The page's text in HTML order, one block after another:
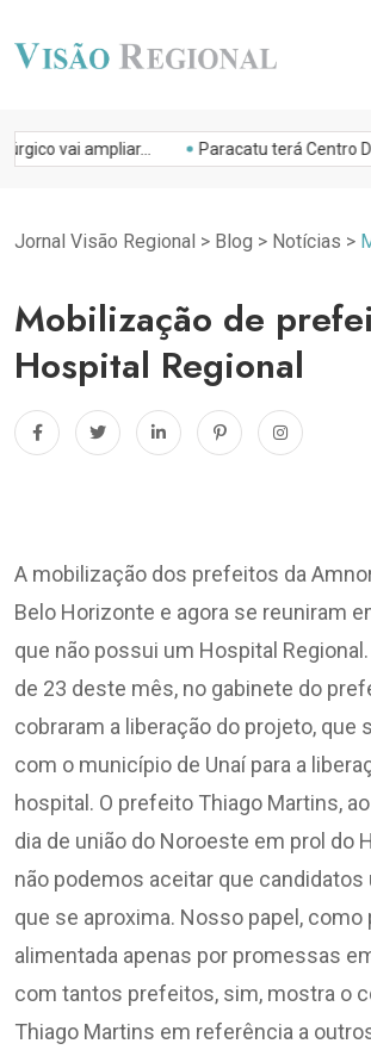
vai ampliar... Paracatu terá Centro
Jornal Visão Regional > Blog > Notícias >
Mobilização de
Hospital Regional
A mobilização dos prefeitos da
Belo Horizonte e agora se reuniram
que não possui um Hospital
de 23 deste mês, no gabinete do
cobraram a liberação do projeto, que
com o município de Unaí para a
hospital. O prefeito Thiago Martins,
dia de união do Noroeste em prol do
não podemos aceitar que
que se aproxima. Nosso papel,
alimentada apenas por promessas
com tantos prefeitos, sim, mostra o
Thiago Martins em referência a